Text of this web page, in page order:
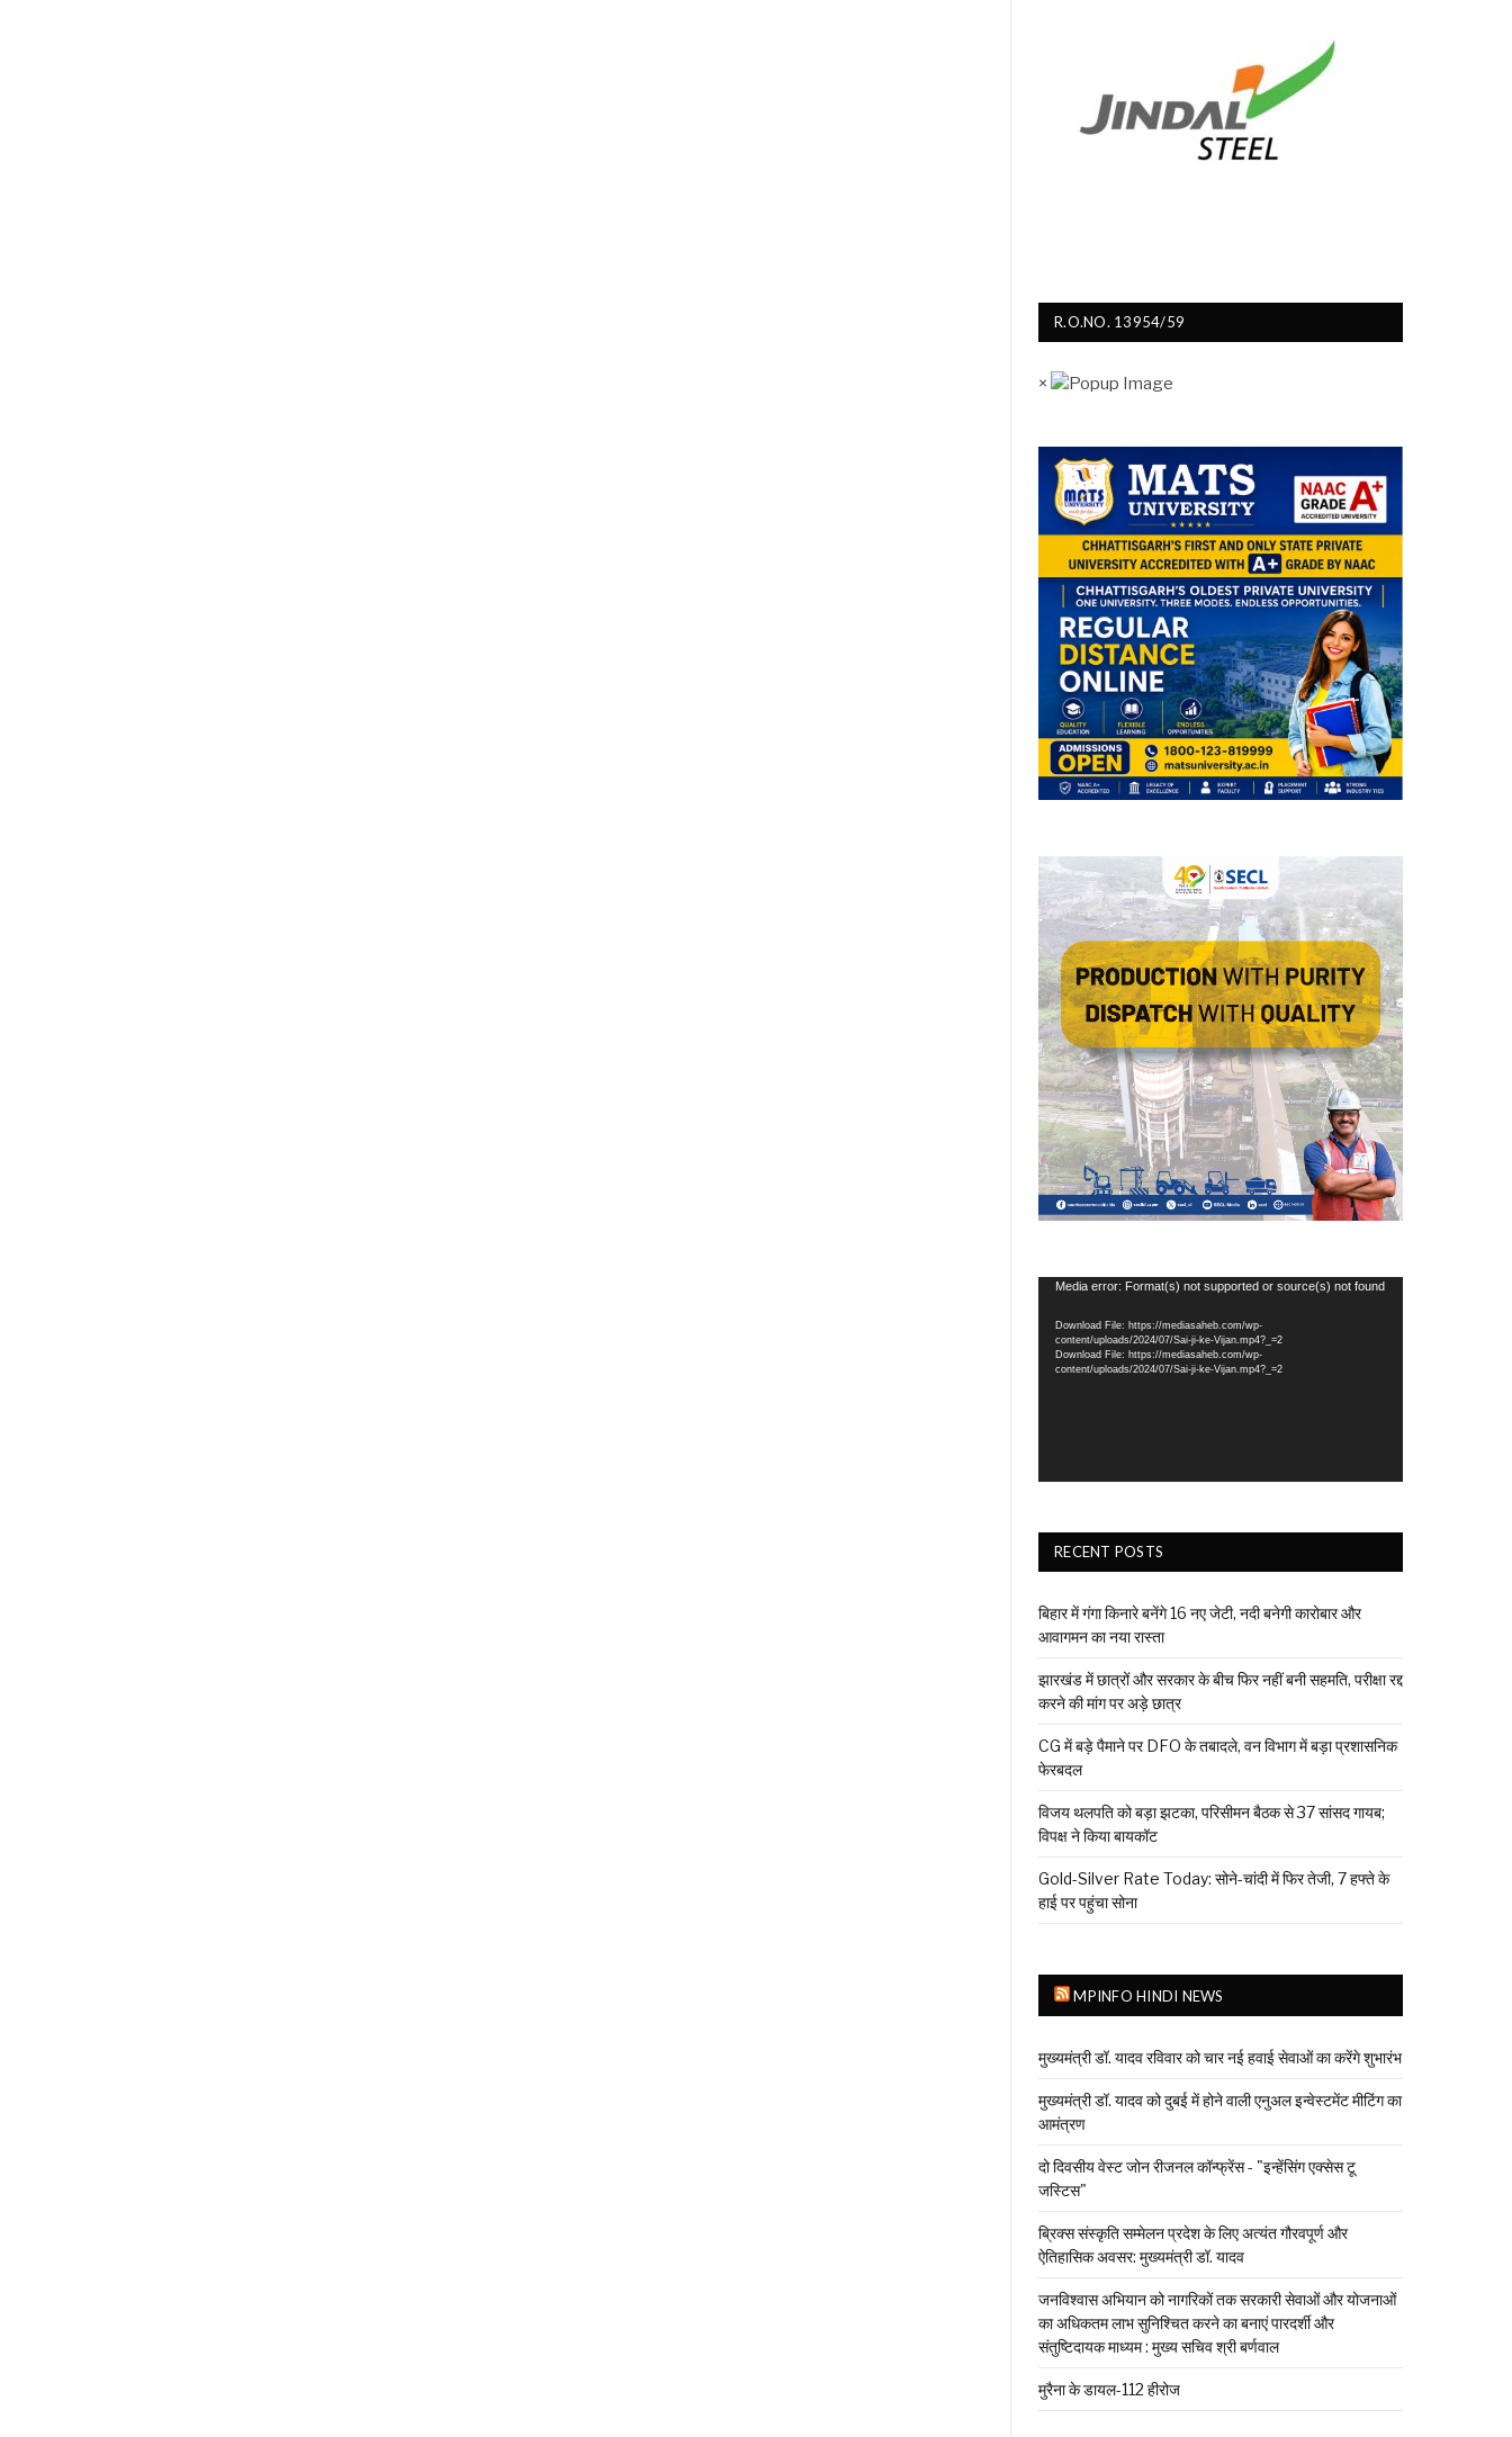
R.O.NO. 13954/59
×
Video
Media error: Format(s) not supported or source(s) not found
Download File: https://mediasaheb.com/wp-
content/uploads/2024/07/Sai-ji-ke-Vijan.mp4?_=2
Download File: https://mediasaheb.com/wp-
content/uploads/2024/07/Sai-ji-ke-Vijan.mp4?_=2
RECENT POSTS
बिहार में गंगा किनारे बनेंगे 16 नए जेटी, नदी बनेगी कारोबार और
आवागमन का नया रास्ता
झारखंड में छात्रों और सरकार के बीच फिर नहीं बनी सहमति, परीक्षा रद्द
करने की मांग पर अड़े छात्र
CG में बड़े पैमाने पर DFO के तबादले, वन विभाग में बड़ा प्रशासनिक
फेरबदल
विजय थलपति को बड़ा झटका, परिसीमन बैठक से 37 सांसद गायब;
विपक्ष ने किया बायकॉट
Gold-Silver Rate Today: सोने-चांदी में फिर तेजी, 7 हफ्ते के
हाई पर पहुंचा सोना
MPINFO HINDI NEWS
मुख्यमंत्री डॉ. यादव रविवार को चार नई हवाई सेवाओं का करेंगे शुभारंभ
मुख्यमंत्री डॉ. यादव को दुबई में होने वाली एनुअल इन्वेस्टमेंट मीटिंग का
आमंत्रण
दो दिवसीय वेस्ट जोन रीजनल कॉन्फ्रेंस - "इन्हेंसिंग एक्सेस टू
जस्टिस"
ब्रिक्स संस्कृति सम्मेलन प्रदेश के लिए अत्यंत गौरवपूर्ण और
ऐतिहासिक अवसर: मुख्यमंत्री डॉ. यादव
जनविश्वास अभियान को नागरिकों तक सरकारी सेवाओं और योजनाओं
का अधिकतम लाभ सुनिश्चित करने का बनाएं पारदर्शी और
संतुष्टिदायक माध्यम : मुख्य सचिव श्री बर्णवाल
मुरैना के डायल-112 हीरोज